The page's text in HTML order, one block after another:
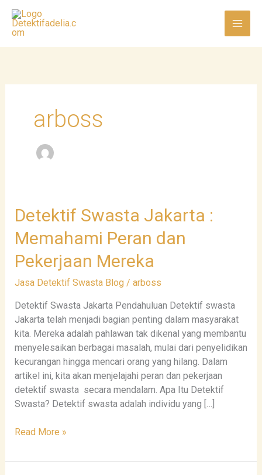
content
arboss
Detektif Swasta Jakarta :
Memahami Peran dan
Pekerjaan Mereka
Jasa Detektif Swasta Blog / arboss
Detektif Swasta Jakarta Pendahuluan Detektif swasta
Jakarta telah menjadi bagian penting dalam masyarakat
kita. Mereka adalah pahlawan tak dikenal yang membantu
menyelesaikan berbagai masalah, mulai dari penyelidikan
kecurangan hingga mencari orang yang hilang. Dalam
artikel ini, kita akan menjelajahi peran dan pekerjaan
detektif swasta secara mendalam. Apa Itu Detektif
Swasta? Detektif swasta adalah individu yang […]
Detektif
Swasta
Jakarta
Memahami
Peran
Pekerjaan
Mereka
Read More »